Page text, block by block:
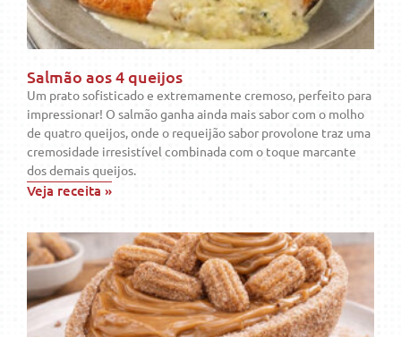
Salmão aos 4 queijos
Um prato sofisticado e extremamente cremoso, perfeito para
impressionar! O salmão ganha ainda mais sabor com o molho
de quatro queijos, onde o requeijão sabor provolone traz uma
cremosidade irresistível combinada com o toque marcante
dos demais queijos.
Veja receita »